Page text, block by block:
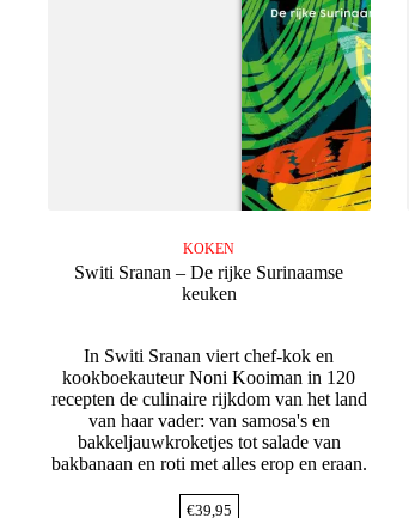
KOKEN
Switi Sranan – De rijke Surinaamse
keuken
In Switi Sranan viert chef-kok en
kookboekauteur Noni Kooiman in 120
recepten de culinaire rijkdom van het land
van haar vader: van samosa's en
bakkeljauwkroketjes tot salade van
bakbanaan en roti met alles erop en eraan.
€39,95